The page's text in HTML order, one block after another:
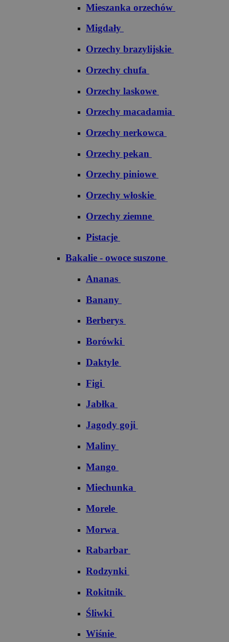
Mieszanka orzechów
Migdały
Orzechy brazylijskie
Orzechy chufa
Orzechy laskowe
Orzechy macadamia
Orzechy nerkowca
Orzechy pekan
Orzechy piniowe
Orzechy włoskie
Orzechy ziemne
Pistacje
Bakalie - owoce suszone
Ananas
Banany
Berberys
Borówki
Daktyle
Figi
Jabłka
Jagody goji
Maliny
Mango
Miechunka
Morele
Morwa
Rabarbar
Rodzynki
Rokitnik
Śliwki
Wiśnie